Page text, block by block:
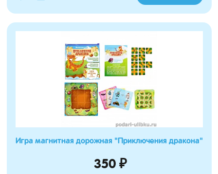
Игра магнитная дорожная "Приключения дракона"
350 ₽